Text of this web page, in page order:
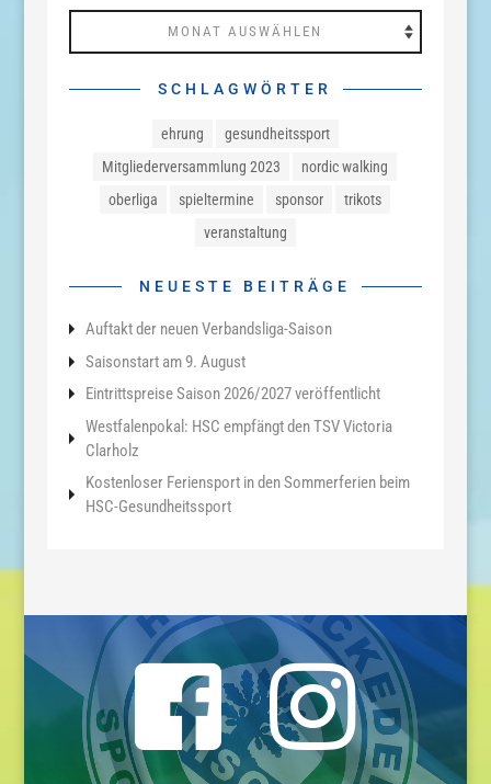
SCHLAGWÖRTER
ehrung
gesundheitssport
Mitgliederversammlung 2023
nordic walking
oberliga
spieltermine sponsor
trikots
veranstaltung
NEUESTE BEITRÄGE
Auftakt der neuen Verbandsliga-Saison
Saisonstart am 9. August
Eintrittspreise Saison 2026/2027 veröffentlicht
Westfalenpokal: HSC empfängt den TSV Victoria
Clarholz
Kostenloser Feriensport in den Sommerferien beim
HSC-Gesundheitssport